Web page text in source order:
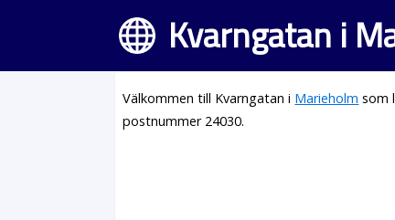
Kvarngatan i
Välkommen till Kvarngatan i Marieholm som
postnummer 24030.